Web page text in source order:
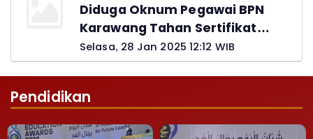
Diduga Oknum Pegawai BPN
Karawang Tahan Sertifikat
Pemohon PTSL
Selasa, 28 Jan 2025 12:12 WIB
Pendidikan